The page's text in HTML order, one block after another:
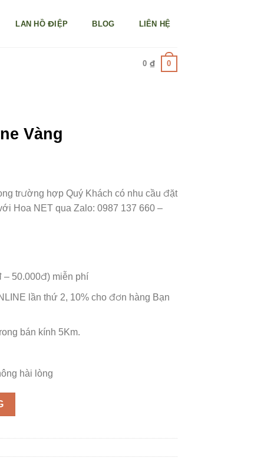
LAN HỒ ĐIỆP BLOG LIÊN HỆ
0 ₫ 0
Vàng
trường hợp Quý Khách có nhu cầu đặt
Hoa NET qua Zalo: 0987 137 660 –
– 50.000đ) miễn phí
lần thứ 2, 10% cho đơn hàng Bạn
bán kính 5Km.
hài lòng